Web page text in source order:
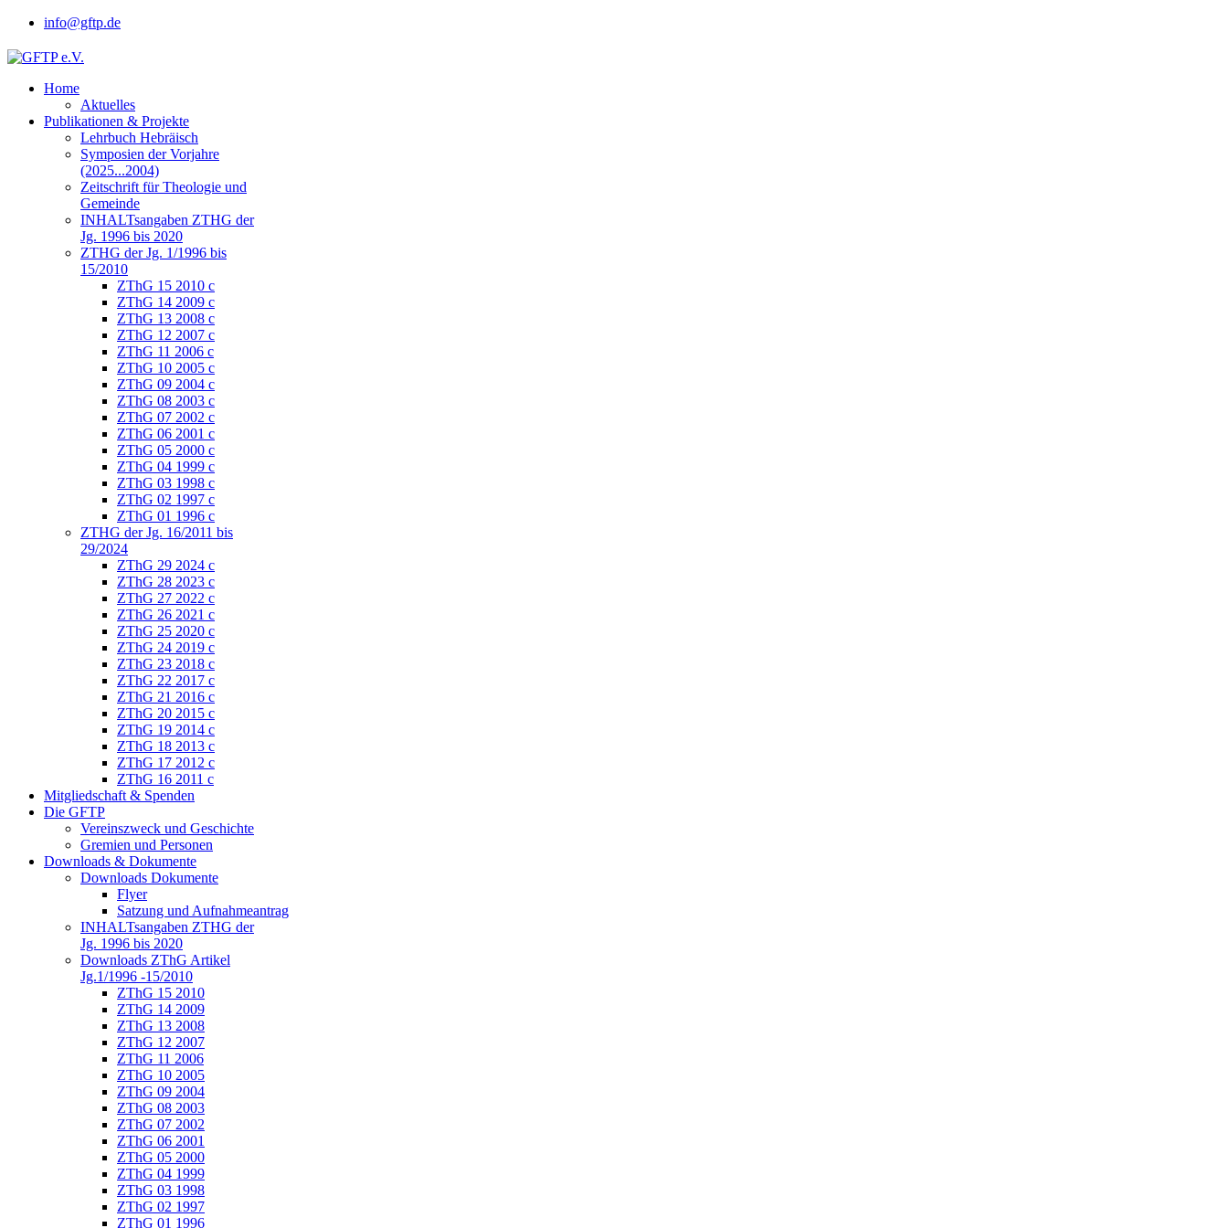
info@gftp.de
Home
Aktuelles
Publikationen & Projekte
Lehrbuch Hebräisch
Symposien der Vorjahre
(2025...2004)
Zeitschrift für Theologie und
Gemeinde
INHALTsangaben ZTHG der
Jg. 1996 bis 2020
ZTHG der Jg. 1/1996 bis
15/2010
ZThG 15 2010 c
ZThG 14 2009 c
ZThG 13 2008 c
ZThG 12 2007 c
ZThG 11 2006 c
ZThG 10 2005 c
ZThG 09 2004 c
ZThG 08 2003 c
ZThG 07 2002 c
ZThG 06 2001 c
ZThG 05 2000 c
ZThG 04 1999 c
ZThG 03 1998 c
ZThG 02 1997 c
ZThG 01 1996 c
ZTHG der Jg. 16/2011 bis
29/2024
ZThG 29 2024 c
ZThG 28 2023 c
ZThG 27 2022 c
ZThG 26 2021 c
ZThG 25 2020 c
ZThG 24 2019 c
ZThG 23 2018 c
ZThG 22 2017 c
ZThG 21 2016 c
ZThG 20 2015 c
ZThG 19 2014 c
ZThG 18 2013 c
ZThG 17 2012 c
ZThG 16 2011 c
Mitgliedschaft & Spenden
Die GFTP
Vereinszweck und Geschichte
Gremien und Personen
Downloads & Dokumente
Downloads Dokumente
Flyer
Satzung und Aufnahmeantrag
INHALTsangaben ZTHG der
Jg. 1996 bis 2020
Downloads ZThG Artikel
Jg.1/1996 -15/2010
ZThG 15 2010
ZThG 14 2009
ZThG 13 2008
ZThG 12 2007
ZThG 11 2006
ZThG 10 2005
ZThG 09 2004
ZThG 08 2003
ZThG 07 2002
ZThG 06 2001
ZThG 05 2000
ZThG 04 1999
ZThG 03 1998
ZThG 02 1997
ZThG 01 1996